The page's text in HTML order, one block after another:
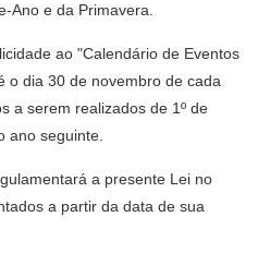
Ano e da Primavera.
ao "Calendário de Eventos
o dia 30 de novembro de cada
a serem realizados de 1º de
ano seguinte.
a presente Lei no
a partir da data de sua